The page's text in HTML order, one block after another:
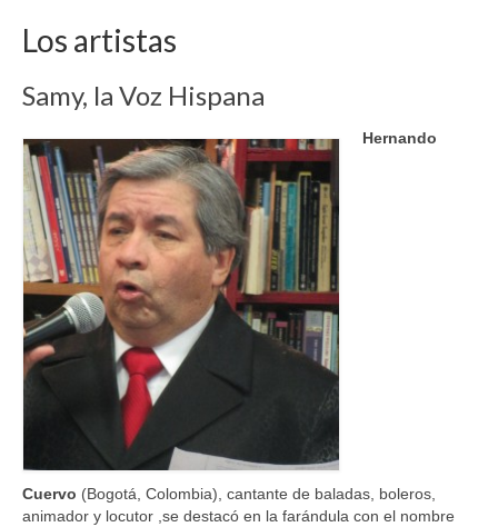
Los artistas
Samy, la Voz Hispana
Hernando
Cuervo (Bogotá, Colombia), cantante de baladas, boleros,
animador y locutor ,se destacó en la farándula con el nombre